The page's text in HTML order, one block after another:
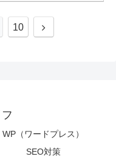
10
WP（ワードプレス）
SEO対策